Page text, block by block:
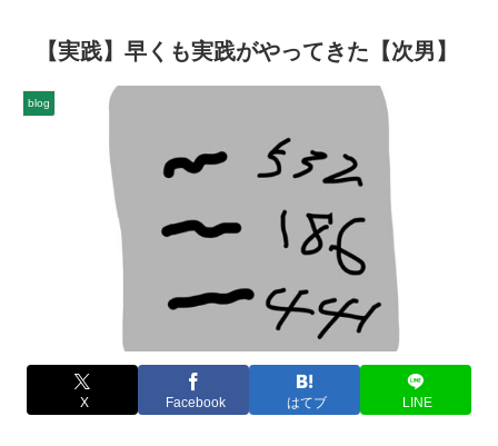
【実践】早くも実践がやってきた【次男】
blog
X Facebook はてブ LINE